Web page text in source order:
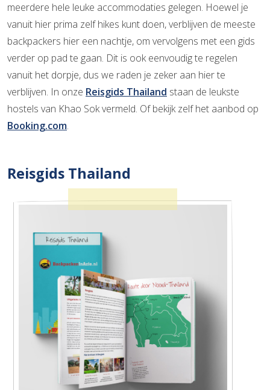
meerdere hele leuke accommodaties gelegen. Hoewel je
vanuit hier prima zelf hikes kunt doen, verblijven de meeste
backpackers hier een nachtje, om vervolgens met een gids
verder op pad te gaan. Dit is ook eenvoudig te regelen
vanuit het dorpje, dus we raden je zeker aan hier te
verblijven. In onze Reisgids Thailand staan de leukste
hostels van Khao Sok vermeld. Of bekijk zelf het aanbod op
Booking.com.
Reisgids Thailand